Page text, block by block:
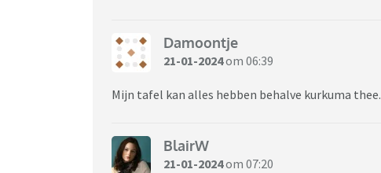
Damoontje
21-01-2024om 06:39
Mijn tafel kan alles hebben behalve kurkuma thee.
BlairW
21-01-2024om 07:20